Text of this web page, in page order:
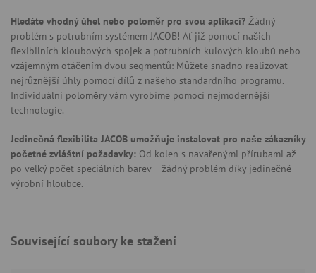
Hledáte vhodný úhel nebo poloměr pro svou aplikaci? Žádný
problém s potrubním systémem JACOB! Ať již pomocí našich
flexibilních kloubových spojek a potrubních kulových kloubů nebo
vzájemným otáčením dvou segmentů: Můžete snadno realizovat
nejrůznější úhly pomocí dílů z našeho standardního programu.
Individuální poloměry vám vyrobíme pomocí nejmodernější
technologie.
Jedinečná flexibilita JACOB umožňuje instalovat pro naše zákazníky
početné zvláštní požadavky: Od kolen s navařenými přírubami až
po velký počet speciálních barev – žádný problém díky jedinečné
výrobní hloubce.
Související soubory ke stažení